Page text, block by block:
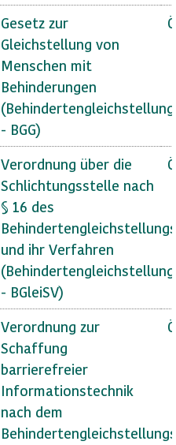
Gesetz zur
Gleichstellung von
Menschen mit
Behinderungen
- BGG)
Verordnung über die
Schlichtungsstelle nach
§ 16 des
und ihr Verfahren
- BGleiSV)
Verordnung zur
Schaffung
barrierefreier
Informationstechnik
nach dem